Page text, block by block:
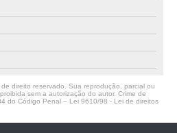
direito reservado. Sua reprodução, parcial ou
sem a autorização do autor. Crime de
do Código Penal – Lei 9610/98 - Lei de direitos